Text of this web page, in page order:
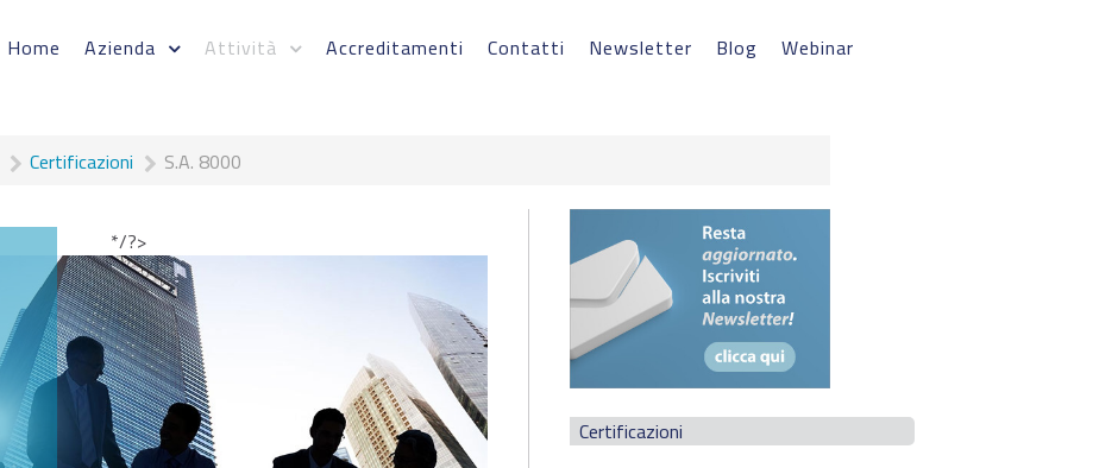
Home Azienda Attività Accreditamenti Contatti Newsletter Blog Webinar
Certificazioni S.A. 8000
*/?>
Certificazioni